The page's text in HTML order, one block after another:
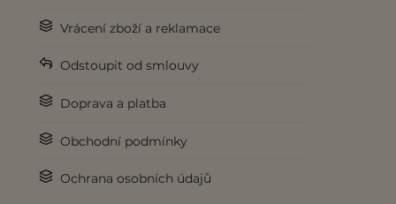
Vrácení zboží a reklamace
Odstoupit od smlouvy
Doprava a platba
Obchodní podmínky
Ochrana osobních údajů